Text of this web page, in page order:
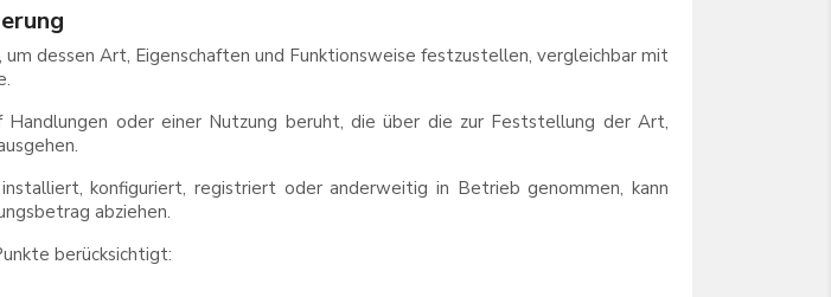
dessen Art, Eigenschaften und Funktionsweise festzustellen, vergleichbar mit
oder einer Nutzung beruht, die über die zur Feststellung der Art,
konfiguriert, registriert oder anderweitig in Betrieb genommen, kann
abziehen.
berücksichtigt: